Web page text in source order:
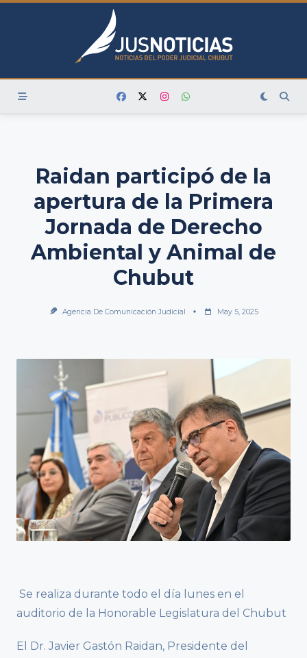
Skip
Raidan participó de la
apertura de la Primera
Jornada de Derecho
Ambiental y Animal de
Chubut
Agencia De Comunicación Judicial May 5, 2025
Se realiza durante todo el día lunes en el
auditorio de la Honorable Legislatura del Chubut
El Dr. Javier Gastón Raidan, Presidente del